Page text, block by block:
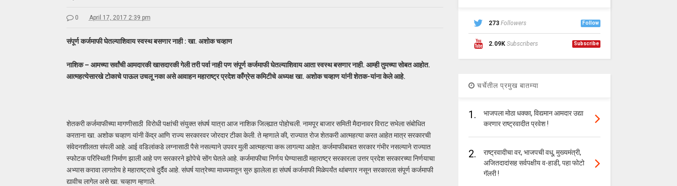
0 April 17, 2017 2:39 pm
संपूर्ण कर्जमाफी घेतल्याशिवाय स्वस्थ बसणार नाही : खा. अशोक चव्हाण
नाशिक – आमच्या सर्वांची आमदारकी खासदारकी गेली तरी पर्वा नाही पण संपूर्ण कर्जमाफी घेतल्याशिवाय आता स्वस्थ बसणार नाही. आम्ही तुमच्या सोबत आहोत.
आत्महत्येसारखे टोकाचे पाऊल उचलू नका असे आवाहन महाराष्ट्र प्रदेश काँग्रेस कमिटीचे अध्यक्ष खा. अशोक चव्हाण यांनी शेतक-यांना केले आहे.
शेतकरी कर्जमाफीच्या मागणीसाठी विरोधी पक्षांची संयुक्त संघर्ष यात्रा आज नाशिक जिल्ह्यात पोहोचली. नामपूर बाजार समिती मैदानावर विराट सभेला संबोधित
करताना खा. अशोक चव्हाण यांनी केंद्र आणि राज्य सरकारवर जोरदार टीका केली. ते म्हणाले की, राज्यात रोज शेतकरी आत्महत्या करत आहेत मात्र सरकारची
संवेदनशीलता संपली आहे. आई वडिलांकडे लग्नासाठी पैसे नसल्याने उपवर मुली आत्महत्या करू लागल्या आहेत. कर्जमाफीबाबत सरकार गंभीर नसल्याने राज्यात
स्फोटक परिस्थिती निर्माण झाली आहे पण सरकारने झोपेचे सोंग घेतले आहे. कर्जमाफीचा निर्णय घेण्यासाठी महाराष्ट्र सरकारला उत्तर प्रदेश सरकारच्या निर्णयाचा
अभ्यास करावा लागतोय हे महाराष्ट्राचे दुर्दैव आहे. संघर्ष यात्रेच्या माध्यमातून सुरु झालेला हा संघर्ष कर्जमाफी मिळेपर्यंत थांबणार नसून सरकारला संपूर्ण कर्जमाफी
द्यावीच लागेल असे खा. चव्हाण म्हणाले.
273 Followers Follow
2.09K Subscribers Subscribe
चर्चेतील प्रमुख बातम्या
1.
भाजपला मोठा धक्का, विद्यमान आमदार उद्या
करणार राष्ट्रवादीत प्रवेश !
2.
राष्ट्रवादीचा वर, भाजपची वधू, मुख्यमंत्री,
अजितदादांसह सर्वपक्षीय व-हाडी, पहा फोटो
गॅलरी !